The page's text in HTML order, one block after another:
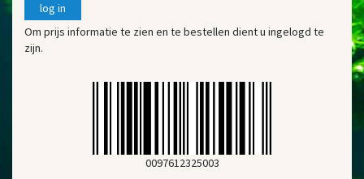
log in
Om prijs informatie te zien en te bestellen dient u ingelogd te
zijn.
0097612325003